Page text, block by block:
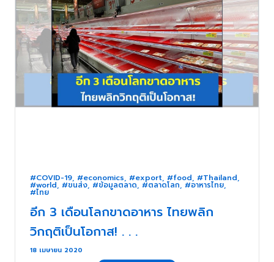
#COVID-19, #economics, #export, #food, #Thailand,
#world, #ขนส่ง, #ข้อมูลตลาด, #ตลาดโลก, #อาหารไทย,
#ไทย
อีก 3 เดือนโลกขาดอาหาร ไทยพลิก
วิกฤติเป็นโอกาส! . . .
18 เมษายน 2020